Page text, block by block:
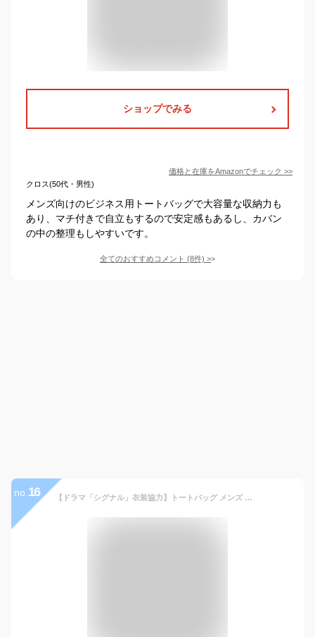
ショップでみる
価格と在庫をAmazonでチェック >>
クロス(50代・男性)
メンズ向けのビジネス用トートバッグで大容量な収納力も
あり、マチ付きで自立もするので安定感もあるし、カバン
の中の整理もしやすいです。
全てのおすすめコメント (8件) >
no. 16 【ドラマ「シグナル」衣装協力】トートバッグ メンズ 本革 ユニセックス レディース A4 通勤バッグ 弁当 収納 通勤通学 レザー 本革 大きめ 大容量 革バック トートバック 牛革 oinb-n1706 【aroco/アロコ】 春夏 夏バッグ 父の日 プレゼント